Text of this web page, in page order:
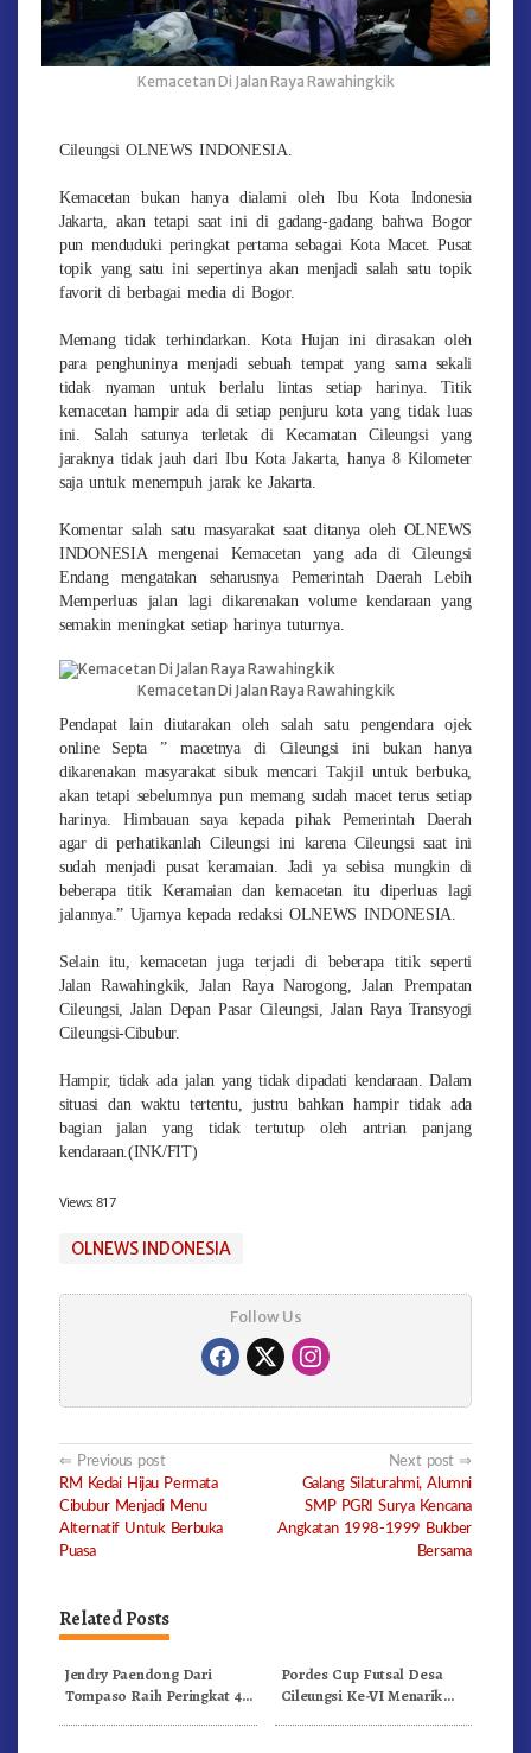
Kemacetan Di Jalan Raya Rawahingkik
Cileungsi OLNEWS INDONESIA.
Kemacetan bukan hanya dialami oleh Ibu Kota Indonesia
Jakarta, akan tetapi saat ini di gadang-gadang bahwa Bogor
pun menduduki peringkat pertama sebagai Kota Macet. Pusat
topik yang satu ini sepertinya akan menjadi salah satu topik
favorit di berbagai media di Bogor.
Memang tidak terhindarkan. Kota Hujan ini dirasakan oleh
para penghuninya menjadi sebuah tempat yang sama sekali
tidak nyaman untuk berlalu lintas setiap harinya. Titik
kemacetan hampir ada di setiap penjuru kota yang tidak luas
ini. Salah satunya terletak di Kecamatan Cileungsi yang
jaraknya tidak jauh dari Ibu Kota Jakarta, hanya 8 Kilometer
saja untuk menempuh jarak ke Jakarta.
Komentar salah satu masyarakat saat ditanya oleh OLNEWS
INDONESIA mengenai Kemacetan yang ada di Cileungsi
Endang mengatakan seharusnya Pemerintah Daerah Lebih
Memperluas jalan lagi dikarenakan volume kendaraan yang
semakin meningkat setiap harinya tuturnya.
Kemacetan Di Jalan Raya Rawahingkik
Pendapat lain diutarakan oleh salah satu pengendara ojek
online Septa ” macetnya di Cileungsi ini bukan hanya
dikarenakan masyarakat sibuk mencari Takjil untuk berbuka,
akan tetapi sebelumnya pun memang sudah macet terus setiap
harinya. Himbauan saya kepada pihak Pemerintah Daerah
agar di perhatikanlah Cileungsi ini karena Cileungsi saat ini
sudah menjadi pusat keramaian. Jadi ya sebisa mungkin di
beberapa titik Keramaian dan kemacetan itu diperluas lagi
jalannya.” Ujarnya kepada redaksi OLNEWS INDONESIA.
Selain itu, kemacetan juga terjadi di beberapa titik seperti
Jalan Rawahingkik, Jalan Raya Narogong, Jalan Prempatan
Cileungsi, Jalan Depan Pasar Cileungsi, Jalan Raya Transyogi
Cileungsi-Cibubur.
Hampir, tidak ada jalan yang tidak dipadati kendaraan. Dalam
situasi dan waktu tertentu, justru bahkan hampir tidak ada
bagian jalan yang tidak tertutup oleh antrian panjang
kendaraan.(INK/FIT)
Views: 817
OLNEWS INDONESIA
Follow Us
Post
navigation
Previous post
RM Kedai Hijau Permata
Cibubur Menjadi Menu
Alternatif Untuk Berbuka
Puasa
Next post
Galang Silaturahmi, Alumni
SMP PGRI Surya Kencana
Angkatan 1998-1999 Bukber
Bersama
Related Posts
Jendry Paendong Dari
Tompaso Raih Peringkat 4
Pordes Cup Futsal Desa
Cileungsi Ke-VI Menarik